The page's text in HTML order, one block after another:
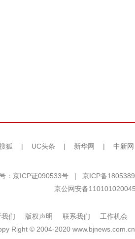
狐 | UC头条 | 新华网 | 中新网
：京ICP证090533号 | 京ICP备
京公网安备
我们 版权声明 联系我们 工作机会
Right © 2004-2020